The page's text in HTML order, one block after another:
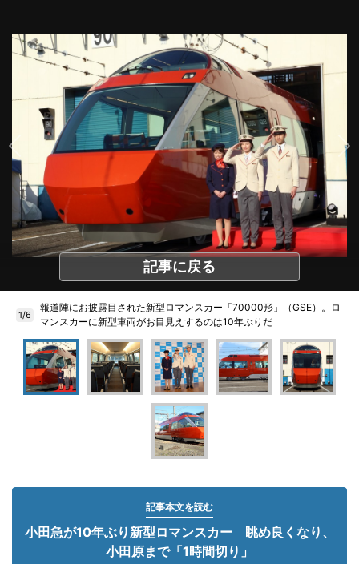
記事に戻る
1/6
報道陣にお披露目された新型ロマンスカー「70000形」（GSE）。ロ
マンスカーに新型車両がお目見えするのは10年ぶりだ
記事本文を読む
小田急が10年ぶり新型ロマンスカー 眺め良くなり、
小田原まで「1時間切り」